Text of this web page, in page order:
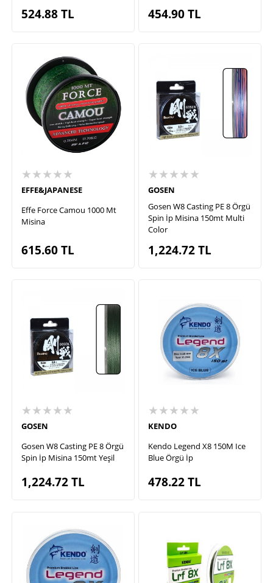
524.88TL 454.90TL
★★★★★
EFFE&JAPANESE
Effe Force Camou 1000 Mt
Misina
615.60TL
★★★★★
GOSEN
Gosen W8 Casting PE 8 Örgü
Spin İp Misina 150mt Multi
Color
1,224.72TL
★★★★★
GOSEN
Gosen W8 Casting PE 8 Örgü
Spin İp Misina 150mt Yeşil
1,224.72TL
★★★★★
KENDO
Kendo Legend X8 150M Ice
Blue Örgü İp
478.22TL